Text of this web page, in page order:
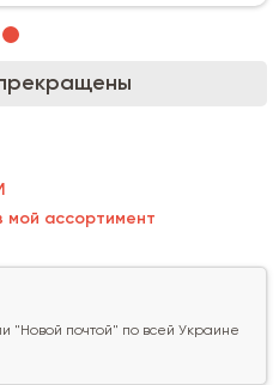
мой ассортимент
"Новой почтой" по всей Украине